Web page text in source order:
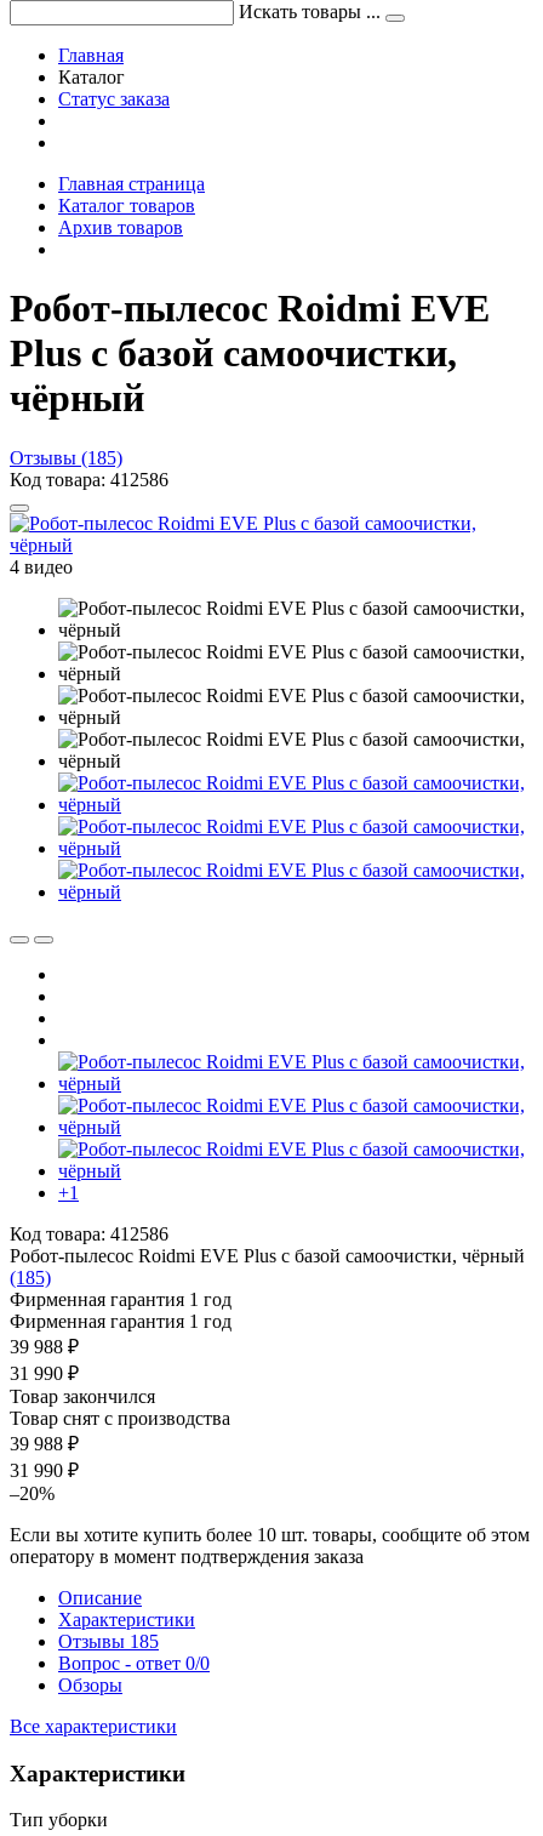
Искать товары ...
Главная
Каталог
Статус заказа
Главная страница
Каталог товаров
Архив товаров
Робот-пылесос Roidmi EVE
Plus с базой самоочистки,
чёрный
Отзывы (185)
Код товара: 412586
4 видео
+1
Код товара: 412586
Робот-пылесос Roidmi EVE Plus с базой самоочистки, чёрный
(185)
Фирменная гарантия 1 год
Фирменная гарантия 1 год
39 988 ₽
31 990 ₽
Товар закончился
Товар снят с производства
39 988 ₽
31 990 ₽
–20%
Если вы хотите купить более 10 шт. товары, сообщите об этом
оператору в момент подтверждения заказа
Описание
Характеристики
Отзывы 185
Вопрос - ответ 0/0
Обзоры
Все характеристики
Характеристики
Тип уборки